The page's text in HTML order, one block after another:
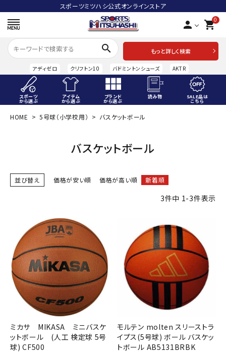
スポーツミツハシ公式オンラインストア
person 0
shopping_cart
search
もっと詳しく検索
アディゼロ クリフトン10 バドミントンシューズ AKTR
スポーツ
から選ぶ
アイテム
から選ぶ
ブランド
から選ぶ
読み物 SALE品は
こちら
ACCOUNT MENU
person 会員登録
スポーツから選ぶ
ブランドから選ぶ
SALE品はこちら
INFORMATIOM
ご利用ガイド
お問い合わせ
メルマガ登録
HOME 5号球（小学校用） バスケットボール
バスケットボール
並び替え 価格が安い順 価格が高い順 新着順
3件中 1-3件表示
ミカサ MIKASA ミニバスケ
ットボール (人工 検定球 5号
球) CF500
モルテン molten スリーストラ
イプス(5号球) ボール バスケッ
トボール AB5131BRBK